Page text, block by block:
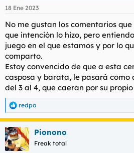
e
:
18 Ene 2023
No me gustan los comentarios
que intención lo hizo, pero
juego en el que estamos y por lo
comparto.
Estoy convencido de que a esta
casposa y barata, le pasará como
del 3 al 4, que caeran por su propio
R
e
c
c
i
redpo
Pionono
Freak total